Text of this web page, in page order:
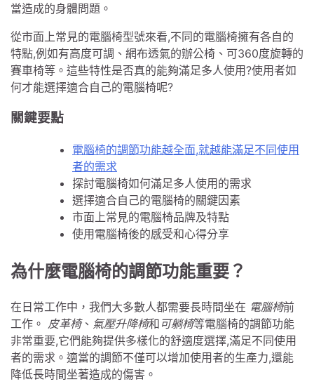
當造成的身體問題。
從市面上常見的電腦椅型號來看,不同的電腦椅擁有各自的
特點,例如有高度可調、網布透氣的辦公椅、可360度旋轉的
賽車椅等。這些特性是否真的能夠滿足多人使用?使用者如
何才能選擇適合自己的電腦椅呢?
關鍵要點
電腦椅的調節功能越全面,就越能滿足不同使用
者的需求
探討電腦椅如何滿足多人使用的需求
選擇適合自己的電腦椅的關鍵因素
市面上常見的電腦椅品牌及特點
使用電腦椅後的感受和心得分享
為什麼電腦椅的調節功能重要？
在日常工作中，我們大多數人都需要長時間坐在 電腦椅前
工作。 皮革椅、 氣壓升降椅和 可躺椅等電腦椅的調節功能
非常重要,它們能夠提供多樣化的舒適度選擇,滿足不同使用
者的需求。適當的調節不僅可以增加使用者的生產力,還能
降低長時間坐著造成的傷害。